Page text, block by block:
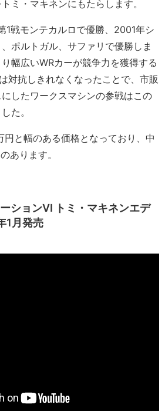
ミ・マキネンにもたらします。
1戦モンテカルロで優勝、2001年シ
ポルトガル、サファリで優勝しま
幅広いWRカーが競争力を獲得する
対抗しきれなくなったことで、市販
したワークスマシンの参戦はこの
た。
円と幅のある価格となっており、中
あります。
ションVI トミ・マキネンエデ
月発売